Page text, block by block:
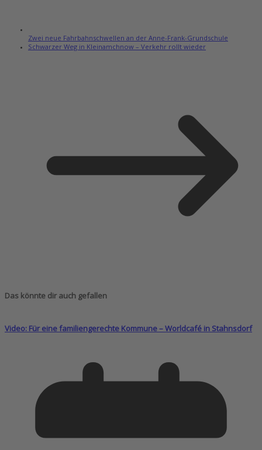
Zwei neue Fahrbahnschwellen an der Anne-Frank-Grundschule
Schwarzer Weg in Kleinamchnow – Verkehr rollt wieder
Das könnte dir auch gefallen
Video: Für eine familiengerechte Kommune – Worldcafé in Stahnsdorf